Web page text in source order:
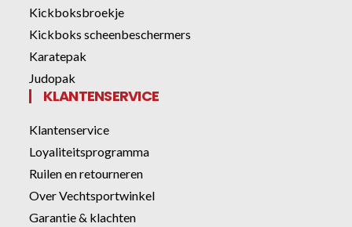
Kickboksbroekje
Kickboks scheenbeschermers
Karatepak
Judopak
KLANTENSERVICE
Klantenservice
Loyaliteitsprogramma
Ruilen en retourneren
Over Vechtsportwinkel
Garantie & klachten